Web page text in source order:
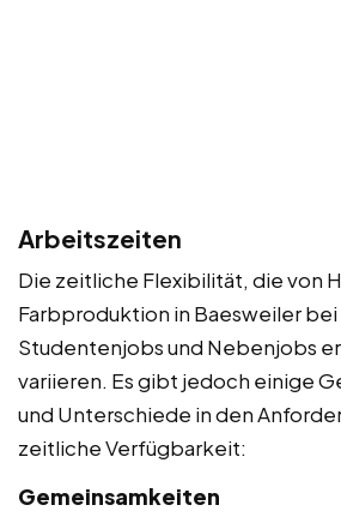
Arbeitszeiten
Die zeitliche Flexibilität, die von
Farbproduktion in Baesweiler bei
Studentenjobs und Nebenjobs
variieren. Es gibt jedoch einige
und Unterschiede in den
zeitliche Verfügbarkeit:
Gemeinsamkeiten